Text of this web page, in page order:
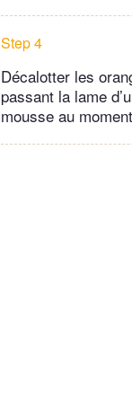
Step 4
Décalotter les
passant la lame
mousse au